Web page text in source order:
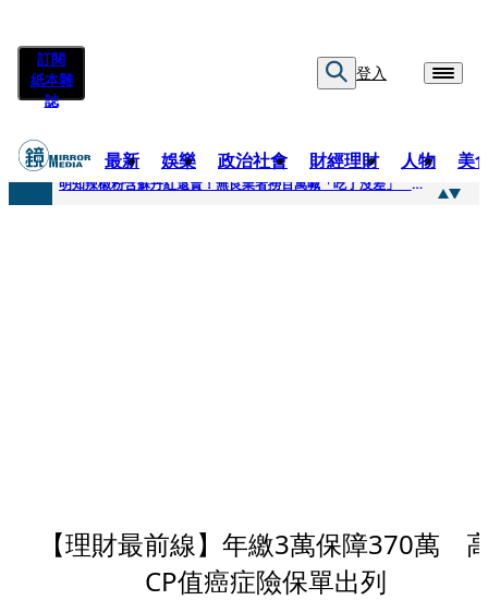
訂閱
紙本雜
誌
登入
最新 娛樂 政治社會 財經理財 人物 美
快訊
明知辣椒粉含蘇丹紅還賣！無良業者撈百萬喊「吃了沒差」 法官打臉判6月不准緩刑
【理財最前線】年繳3萬保障370萬
CP值癌症險保單出列